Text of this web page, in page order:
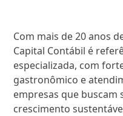
Com mais de 20 anos
Capital Contábil é
especializada, com
gastronômico e
empresas que buscam
crescimento